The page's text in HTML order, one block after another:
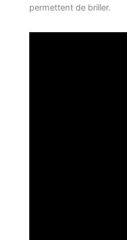
permettent de briller.